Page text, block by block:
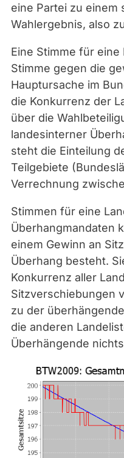
eine Partei zu einem
Wahlergebnis, also
Eine Stimme für
Stimme gegen die
Hauptursache im
die Konkurrenz der
über die
landesinterner
steht die Einteilung
Teilgebiete
Verrechnung
Stimmen für eine
Überhangmandaten
einem Gewinn an
Überhang besteht.
Konkurrenz aller
Sitzverschiebungen
zu der
die anderen
Überhängende